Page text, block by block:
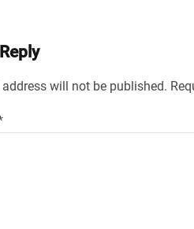
will not be published.